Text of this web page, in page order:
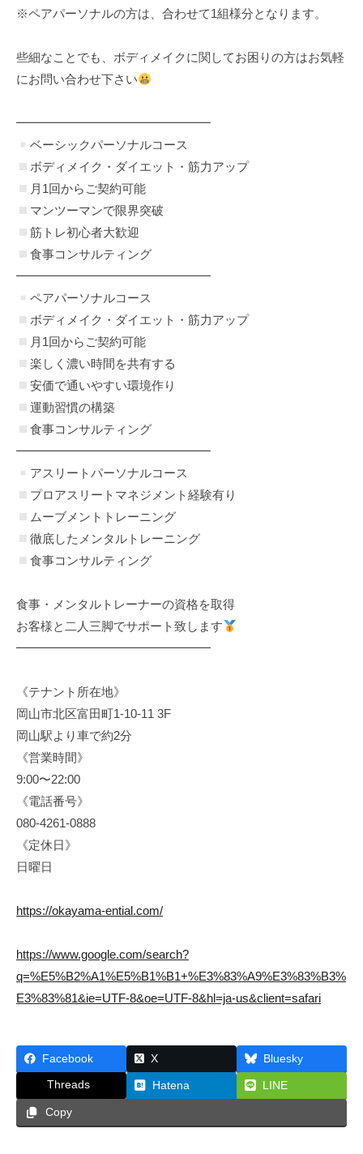
※ペアパーソナルの方は、合わせて1組様分となります。
些細なことでも、ボディメイクに関してお困りの方はお気軽
にお問い合わせ下さい
━━━━━━━━━━━━━━━━
ベーシックパーソナルコース
ボディメイク・ダイエット・筋力アップ
月1回からご契約可能
マンツーマンで限界突破
筋トレ初心者大歓迎
食事コンサルティング
━━━━━━━━━━━━━━━━
ペアパーソナルコース
ボディメイク・ダイエット・筋力アップ
月1回からご契約可能
楽しく濃い時間を共有する
安価で通いやすい環境作り
運動習慣の構築
食事コンサルティング
━━━━━━━━━━━━━━━━
アスリートパーソナルコース
プロアスリートマネジメント経験有り
ムーブメントトレーニング
徹底したメンタルトレーニング
食事コンサルティング
食事・メンタルトレーナーの資格を取得
お客様と二人三脚でサポート致します
━━━━━━━━━━━━━━━━
《テナント所在地》
岡山市北区富田町1-10-11 3F
岡山駅より車で約2分
《営業時間》
9:00〜22:00
《電話番号》
080-4261-0888
《定休日》
日曜日
https://okayama-ential.com/
https://www.google.com/search?
q=%E5%B2%A1%E5%B1%B1+%E3%83%A9%E3%83%B3%
E3%83%81&ie=UTF-8&oe=UTF-8&hl=ja-us&client=safari
Facebook X Bluesky
Threads Hatena LINE
Copy